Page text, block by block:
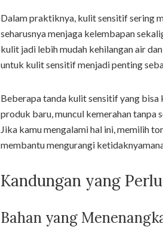
Dalam praktiknya, kulit sensitif sering
seharusnya menjaga kelembapan
kulit jadi lebih mudah kehilangan air
untuk kulit sensitif menjadi penting
Beberapa tanda kulit sensitif yang bisa
produk baru, muncul kemerahan tanpa
Jika kamu mengalami hal ini, memilih
membantu mengurangi
Kandungan yang
Bahan yang